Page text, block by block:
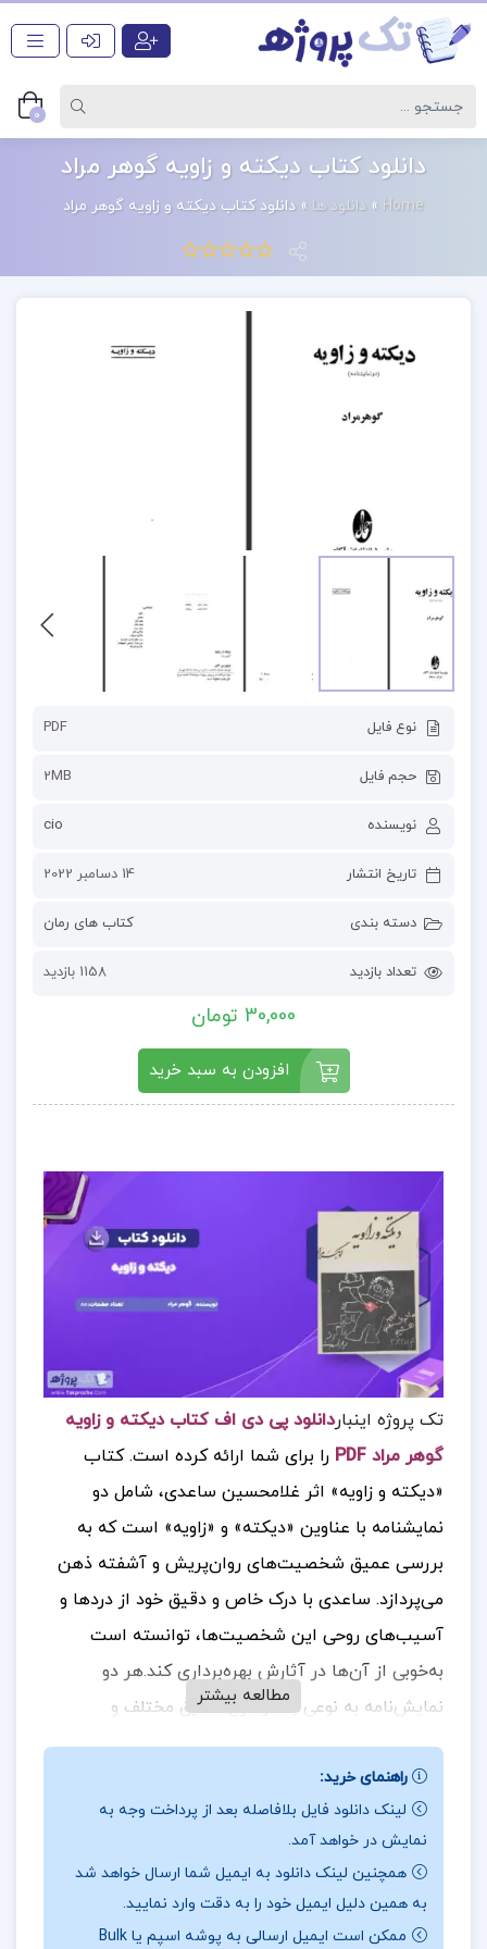
0
دانلود کتاب دیکته و زاویه گوهر مراد
Home
» دانلود ها » دانلود کتاب دیکته و زاویه گوهر مراد
نوع فایل PDF
حجم فایل 2MB
نویسنده cio
تاریخ انتشار 14 دسامبر 2022
دسته بندی کتاب های رمان
تعداد بازدید 1158 بازدید
30,000 تومان
افزودن به سبد خرید
تک پروژه اینباردانلود پی دی اف کتاب دیکته و زاویه
گوهر مراد PDF
را برای شما ارائه کرده است.کتاب
«دیکته و زاویه» اثر غلامحسین ساعدی، شامل دو
نمایشنامه با عناوین «دیکته» و «زاویه» است که به
بررسی عمیق شخصیت‌های روان‌پریش و آشفته ذهن
می‌پردازد. ساعدی با درک خاص و دقیق خود از دردها و
آسیب‌های روحی این شخصیت‌ها، توانسته است
به‌خوبی از آن‌ها در آثارش بهره‌برداری کند.هر دو
نمایش‌نامه به نوعی به موضوع حقایق مختلف و
چالش‌های انسانی می‌پردازند. “دیکته” از زاویه‌ای به
باورهای فردی و ایستادگی در برابر فشارها می‌پردازد، در
حالی که “زاویه” تنوع افکار و نظرات در جامعه را به
نمایش می‌گذارد و به مخاطب یادآوری می‌کند که هر
کسی داستان و دیدگاه خاص خود را دارد. این دو اثر به
خوبی نشان می‌دهند که چگونه افراد در مواجهه با
مطالعه بیشتر
راهنمای خرید:
لینک دانلود فایل بلافاصله بعد از پرداخت وجه به
نمایش در خواهد آمد.
همچنین لینک دانلود به ایمیل شما ارسال خواهد شد
به همین دلیل ایمیل خود را به دقت وارد نمایید.
ممکن است ایمیل ارسالی به پوشه اسپم یا Bulk